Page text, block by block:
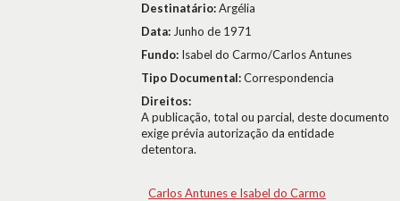
Destinatário:Argélia
Data: Junho de 1971
Fundo: Isabel do Carmo/Carlos Antunes
Tipo Documental:Correspondencia
Direitos:
A publicação, total ou parcial, deste documento
exige prévia autorização da entidade
detentora.
Carlos Antunes e Isabel do Carmo